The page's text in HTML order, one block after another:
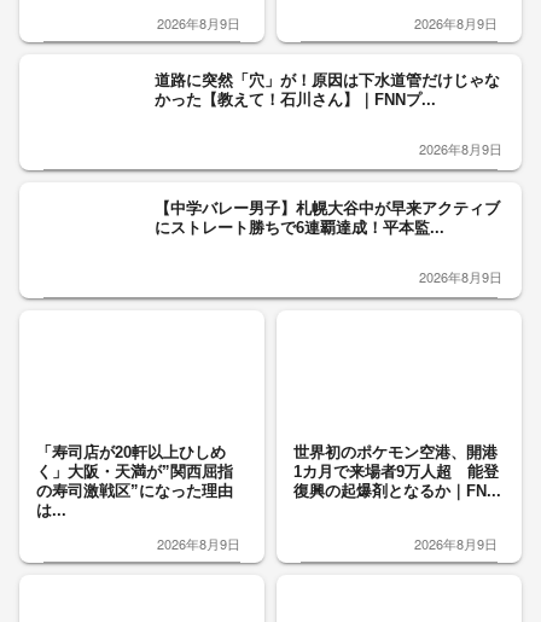
2026年8月9日 2026年8月9日
道路に突然「穴」が！原因は下水道管だけじゃな
かった【教えて！石川さん】｜FNNプ...
2026年8月9日
【中学バレー男子】札幌大谷中が早来アクティブ
にストレート勝ちで6連覇達成！平本監...
2026年8月9日
「寿司店が20軒以上ひしめ
く」大阪・天満が”関西屈指
の寿司激戦区”になった理由
は...
2026年8月9日
世界初のポケモン空港、開港
1カ月で来場者9万人超 能登
復興の起爆剤となるか｜FN...
2026年8月9日